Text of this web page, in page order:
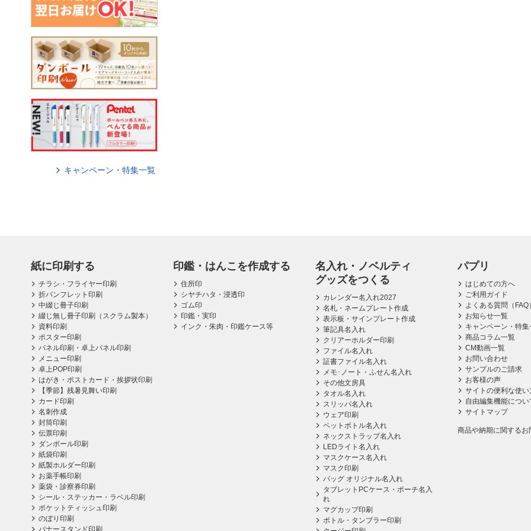
キャンペーン・特集一覧
紙に印刷する
チラシ・フライヤー印刷
折パンフレット印刷
中綴じ冊子印刷
綴じ無し冊子印刷（スクラム製本）
資料印刷
ポスター印刷
パネル印刷・卓上パネル印刷
メニュー印刷
卓上POP印刷
はがき・ポストカード・挨拶状印刷
【季節】残暑見舞い印刷
カード印刷
名刺作成
封筒印刷
伝票印刷
ダンボール印刷
紙袋印刷
紙製ホルダー印刷
お薬手帳印刷
薬袋・診察券印刷
シール・ステッカー・ラベル印刷
ポケットティッシュ印刷
のぼり印刷
印鑑・はんこを作成する
住所印
シヤチハタ・浸透印
ゴム印
印鑑・実印
インク・朱肉・印鑑ケース等
名入れ・ノベルティ
グッズをつくる
カレンダー名入れ2027
名札・ネームプレート作成
表示板・サインプレート作成
筆記具名入れ
クリアーホルダー印刷
ファイル名入れ
証書ファイル名入れ
メモ･ノート・ふせん名入れ
その他文房具
タオル名入れ
スリッパ名入れ
ウェア印刷
ペットボトル名入れ
ネックストラップ名入れ
LEDライト名入れ
マスクケース名入れ
マスク印刷
バッグ オリジナル名入れ
タブレットPCケース・ポーチ名入
れ
マグカップ印刷
ボトル・タンブラー印刷
パプリ
はじめての方へ
ご利用ガイド
よくある質問（FAQ
お知らせ一覧
キャンペーン・特集
商品コラム一覧
CM動画一覧
お問い合わせ
サンプルのご請求
お客様の声
サイトの便利な使い
自由編集機能につい
サイトマップ
商品や納期に関するお